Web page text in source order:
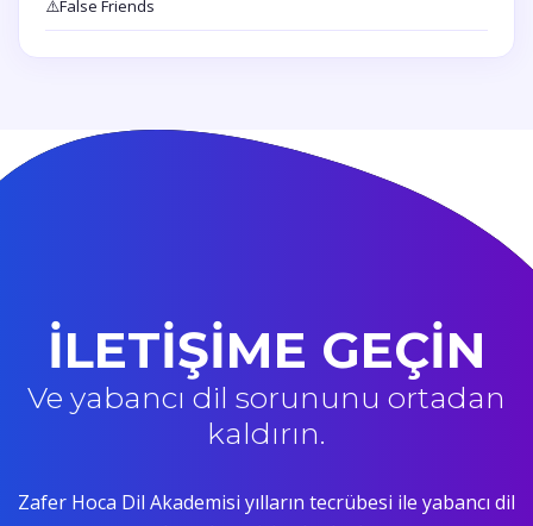
⚠️False Friends
İLETİŞİME GEÇİN
Ve yabancı dil sorununu ortadan
kaldırın.
Zafer Hoca Dil Akademisi yılların tecrübesi ile yabancı dil